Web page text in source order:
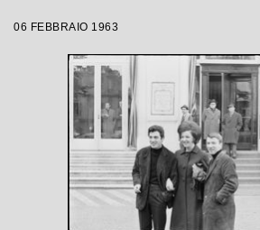
06 FEBBRAIO 1963